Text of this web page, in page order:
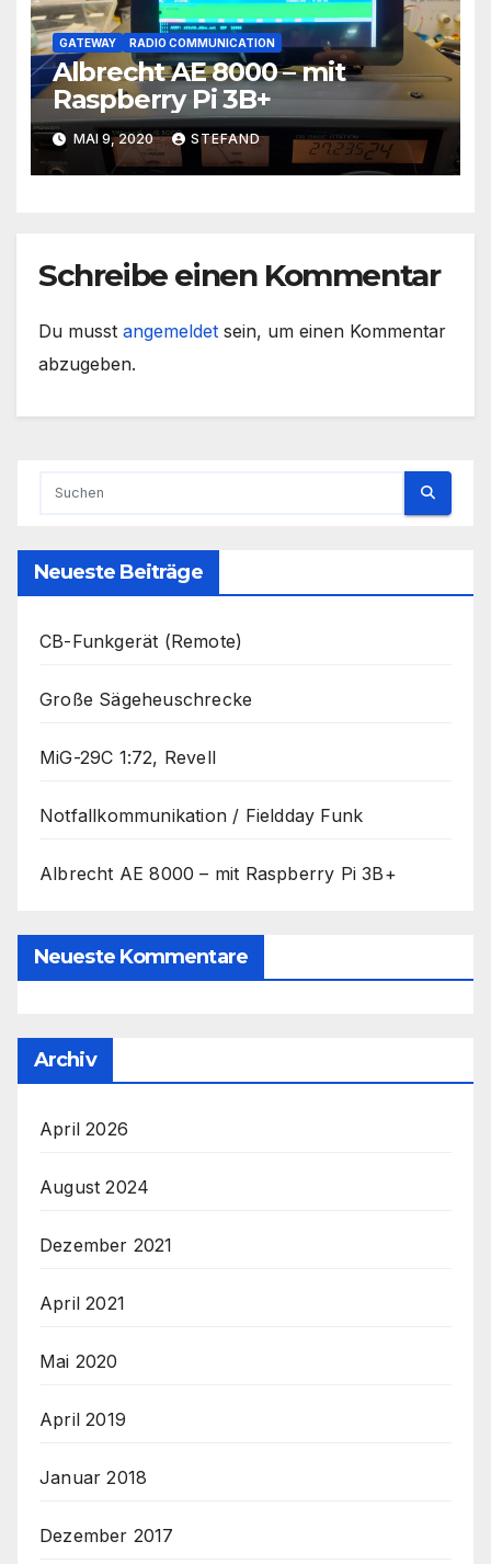
GATEWAY RADIO COMMUNICATION
Albrecht AE 8000 – mit
Raspberry Pi 3B+
MAI 9, 2020 STEFAND
Schreibe einen Kommentar
Du musst angemeldet sein, um einen Kommentar
abzugeben.
Neueste Beiträge
CB-Funkgerät (Remote)
Große Sägeheuschrecke
MiG-29C 1:72, Revell
Notfallkommunikation / Fieldday Funk
Albrecht AE 8000 – mit Raspberry Pi 3B+
Neueste Kommentare
Archiv
April 2026
August 2024
Dezember 2021
April 2021
Mai 2020
April 2019
Januar 2018
Dezember 2017